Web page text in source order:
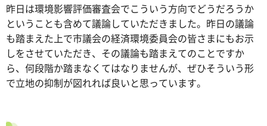
昨日は環境影響評価審査会でこういう方向でどうだろうか
ということも含めて議論していただきました。昨日の議論
も踏まえた上で市議会の経済環境委員会の皆さまにもお示
しをさせていただき、その議論も踏まえてのことですか
ら、何段階か踏まなくてはなりませんが、ぜひそういう形
で立地の抑制が図れれば良いと思っています。